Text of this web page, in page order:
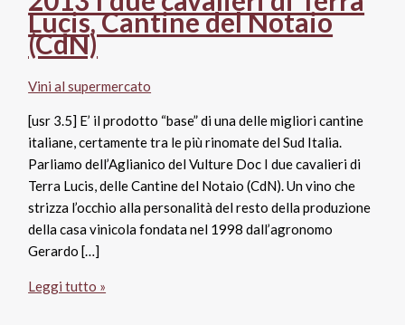
Lucis, Cantine del Notaio
(CdN)
Vini al supermercato
[usr 3.5] E’ il prodotto “base” di una delle migliori cantine
italiane, certamente tra le più rinomate del Sud Italia.
Parliamo dell’Aglianico del Vulture Doc I due cavalieri di
Terra Lucis, delle Cantine del Notaio (CdN). Un vino che
strizza l’occhio alla personalità del resto della produzione
della casa vinicola fondata nel 1998 dall’agronomo
Gerardo […]
Aglianico
Leggi tutto »